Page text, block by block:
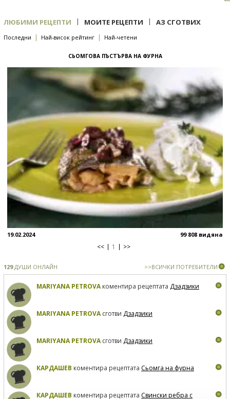
ЛЮБИМИ РЕЦЕПТИ | МОИТЕ РЕЦЕПТИ | АЗ СГОТВИХ
Последни | Най-висок рейтинг | Най-четени
СЬОМГОВА ПЪСТЪРВА НА ФУРНА
19.02.2024 99 808 видяна
<< 1 >>
129ДУШИ ОНЛАЙН >>ВСИЧКИ ПОТРЕБИТЕЛИ
MARIYANA PETROVAкоментира рецептата Дзадзики
MARIYANA PETROVAсготви Дзадзики
MARIYANA PETROVAсготви Дзадзики
КАРДАШЕВ коментира рецептата Сьомга на фурна
КАРДАШЕВ коментира рецептата Свински ребра с